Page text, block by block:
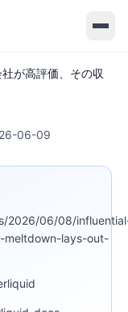
が高評価、その収
査会社
イバック
06-09
2026/06/08/
meltdown-lays-out-